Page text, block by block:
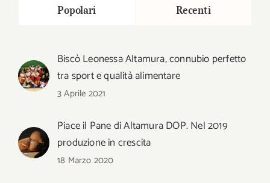
Popolari Recenti
Biscò Leonessa Altamura, connubio perfetto
tra sport e qualità alimentare
3 Aprile 2021
Piace il Pane di Altamura DOP. Nel 2019
produzione in crescita
18 Marzo 2020